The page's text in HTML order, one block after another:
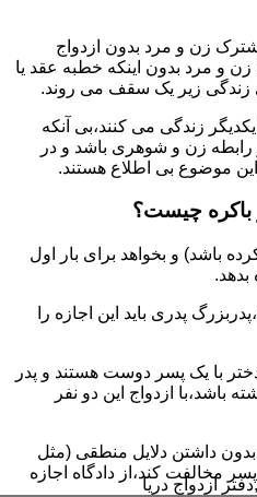
زن و مرد بدون ازدواج
و مرد بدون اینکه خطبه عقد یا
زندگی زیر یک سقف می روند.
زندگی می کنند،بی آنکه
رابطه زن و شوهری باشد و در
این موضوع بی اطلاع هستند.
باکره چیست؟
باشد) و بخواهد برای بار اول
بدهد.
پدری باید این اجازه را
با یک پسر دوست هستند و پدر
باشد،با ازدواج این دو نفر
داشتن دلایل منطقی (مثل
پسر مخالفت کند،از دادگاه اجازه
ازدواج دریا